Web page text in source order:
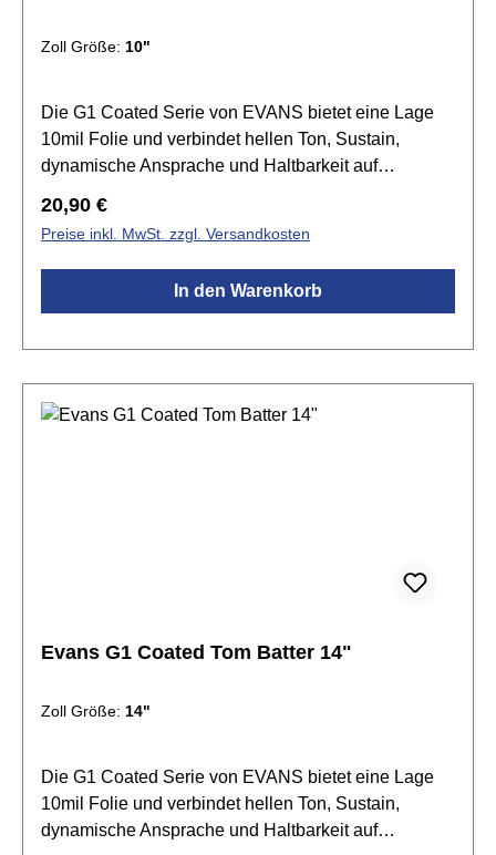
Zoll Größe: 10"
Die G1 Coated Serie von EVANS bietet eine Lage
10mil Folie und verbindet hellen Ton, Sustain,
dynamische Ansprache und Haltbarkeit auf
Standard für einen offenen und ausdrucksvollen
Sound. Tief gestimmt produziert sie einen grollenden
Rumble, der den natürlichen Sound des Kessels
betont. Die beschichtete Version liefert zusätzliche
10"beschichteteinlagig 1x 10mil Folieoffener und
360 Technologie
Regulärer Preis:
20,90 €
Preise inkl. MwSt. zzgl. Versandkosten
In den Warenkorb
Evans G1 Coated Tom Batter 14"
Zoll Größe: 14"
Die G1 Coated Serie von EVANS bietet eine Lage
10mil Folie und verbindet hellen Ton, Sustain,
dynamische Ansprache und Haltbarkeit auf